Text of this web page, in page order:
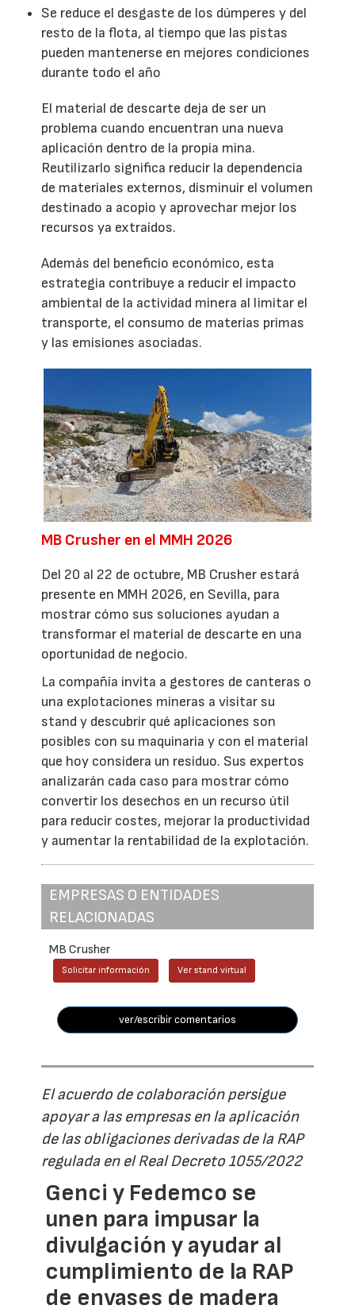
Se reduce el desgaste de los dúmperes y del
resto de la flota, al tiempo que las pistas
pueden mantenerse en mejores condiciones
durante todo el año
El material de descarte deja de ser un
problema cuando encuentran una nueva
aplicación dentro de la propia mina.
Reutilizarlo significa reducir la dependencia
de materiales externos, disminuir el volumen
destinado a acopio y aprovechar mejor los
recursos ya extraídos.
Además del beneficio económico, esta
estrategia contribuye a reducir el impacto
ambiental de la actividad minera al limitar el
transporte, el consumo de materias primas
y las emisiones asociadas.
MB Crusher en el MMH 2026
Del 20 al 22 de octubre, MB Crusher estará
presente en MMH 2026, en Sevilla, para
mostrar cómo sus soluciones ayudan a
transformar el material de descarte en una
oportunidad de negocio.
La compañía invita a gestores de canteras o
una explotaciones mineras a visitar su
stand y descubrir qué aplicaciones son
posibles con su maquinaria y con el material
que hoy considera un residuo. Sus expertos
analizarán cada caso para mostrar cómo
convertir los desechos en un recurso útil
para reducir costes, mejorar la productividad
y aumentar la rentabilidad de la explotación.
EMPRESAS O ENTIDADES
RELACIONADAS
MB Crusher
Solicitar información Ver stand virtual
ver/escribir comentarios
El acuerdo de colaboración persigue
apoyar a las empresas en la aplicación
de las obligaciones derivadas de la RAP
regulada en el Real Decreto 1055/2022
Genci y Fedemco se
unen para impusar la
divulgación y ayudar al
cumplimiento de la RAP
de envases de madera